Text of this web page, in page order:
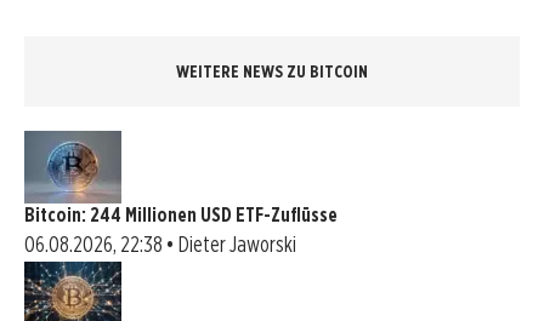
WEITERE NEWS ZU BITCOIN
Bitcoin: 244 Millionen USD ETF-Zuflüsse
06.08.2026, 22:38 • Dieter Jaworski